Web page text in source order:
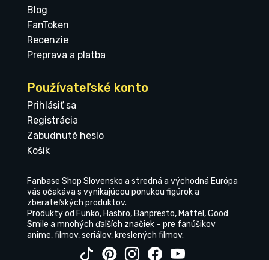
Blog
FanToken
Recenzie
Preprava a platba
Používateľské konto
Prihlásiť sa
Registrácia
Zabudnuté heslo
Košík
Fanbase Shop Slovensko a stredná a východná Európa
vás očakáva s vynikajúcou ponukou figúrok a
zberateľských produktov.
Produkty od Funko, Hasbro, Banpresto, Mattel, Good
Smile a mnohých ďalších značiek – pre fanúšikov
anime, filmov, seriálov, kreslených filmov.